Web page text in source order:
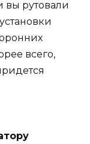
вы рутовали
всего,